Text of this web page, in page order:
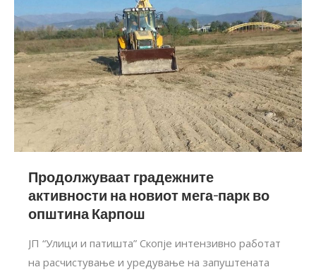
Продолжуваат градежните
активности на новиот мега-парк во
општина Карпош
ЈП “Улици и патишта” Скопје интензивно работат
на расчистување и уредување на запуштената